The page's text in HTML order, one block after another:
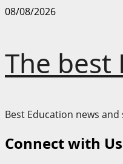
Skip
08/08/2026
The best
Best Education news
Connect with Us